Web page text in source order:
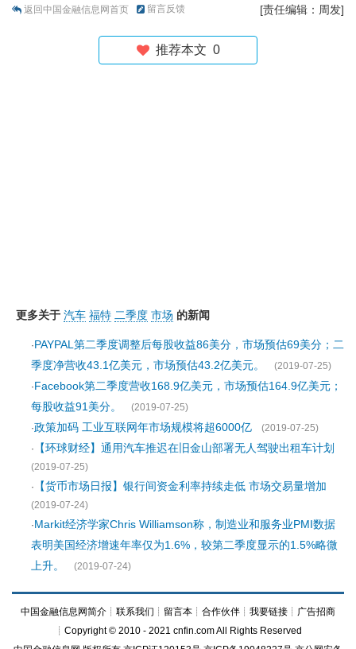
返回中国金融信息网首页 留言反馈 [责任编辑：周发]
推荐本文 0
更多关于 汽车 福特 二季度 市场 的新闻
·PAYPAL第二季度调整后每股收益86美分，市场预估69美分；二
季度净营收43.1亿美元，市场预估43.2亿美元。
(2019-07-25)
·Facebook第二季度营收168.9亿美元，市场预估164.9亿美元；
每股收益91美分。
(2019-07-25)
·政策加码 工业互联网年市场规模将超6000亿
(2019-07-25)
·
【环球财经】通用汽车推迟在旧金山部署无人驾驶出租车计划
(2019-07-25)
·
【货币市场日报】银行间资金利率持续走低 市场交易量增加
(2019-07-24)
·Markit经济学家Chris Williamson称，制造业和服务业PMI数据
表明美国经济增速年率仅为1.6%，较第二季度显示的1.5%略微
上升。
(2019-07-24)
中国金融信息网简介 ┊ 联系我们 ┊ 留言本 ┊ 合作伙伴 ┊ 我要链接 ┊ 广告招商
┊Copyright © 2010 - 2021 cnfin.com All Rights Reserved